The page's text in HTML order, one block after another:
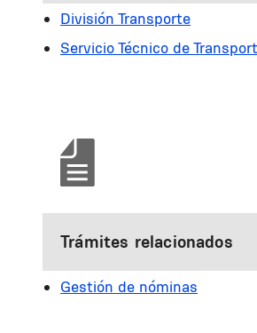
División Transporte
Servicio Técnico de
Trámites relacionados
Gestión de nóminas